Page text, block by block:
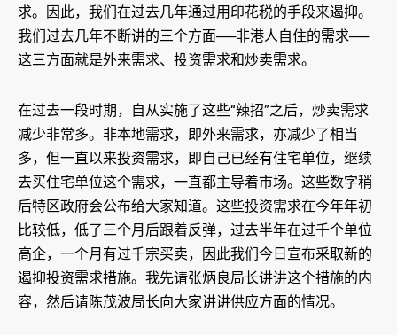
求。因此，我们在过去几年通过用印花税的手段来遏抑。
我们过去几年不断讲的三个方面──非港人自住的需求──
这三方面就是外来需求、投资需求和炒卖需求。
在过去一段时期，自从实施了这些“辣招”之后，炒卖需求
减少非常多。非本地需求，即外来需求，亦减少了相当
多，但一直以来投资需求，即自己已经有住宅单位，继续
去买住宅单位这个需求，一直都主导着市场。这些数字稍
后特区政府会公布给大家知道。这些投资需求在今年年初
比较低，低了三个月后跟着反弹，过去半年在过千个单位
高企，一个月有过千宗买卖，因此我们今日宣布采取新的
遏抑投资需求措施。我先请张炳良局长讲讲这个措施的内
容，然后请陈茂波局长向大家讲讲供应方面的情况。